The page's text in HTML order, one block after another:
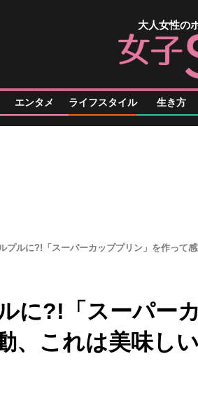
大人女性の
エンタメ ライフスタイル 生き方
プルに?!「スーパーカッププリン」を作って
に?!「スーパー
、これは美味しい